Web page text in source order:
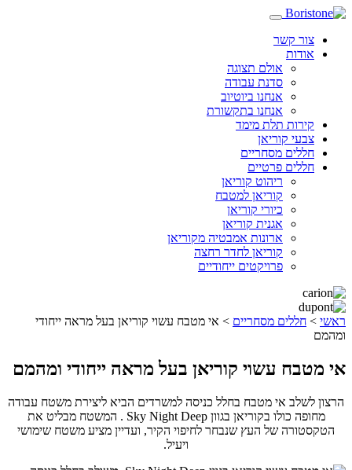
צור קשר
אודות
אולם תצוגה
סדנת עבודה
אנחנו ביוטיוב
אנחנו בתקשורת
קירות תלת מימד
צבעי קוריאן
חללים מסחריים
חללים פרטיים
ריהוט קוריאן
קוריאן למטבח
כיורי קוריאן
אגנית קוריאן
ארונות אמבטיה מקוריאן
קוריאן לחדר רחצה
פרויקטים ייחודיים
ראשי > חללים מסחריים > אי מטבח עשוי קוריאן בעל מראה ייחודי
ומהמם
אי מטבח עשוי קוריאן בעל מראה ייחודי ומהמם
הרצון לשלב אי מטבח בחלל כניסה למשרדים הביא ליצירת משטח עבודה
מחופה כולו בקוריאן בגוון Sky Night Deep . המשטח מבליט את
הטקסטורה של העץ שנבחר לחיפוי הקיר, ועדיין מציע משטח שימושי
ויעיל.